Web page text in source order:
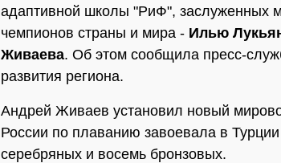
адаптивной школы "РиФ", заслуженных
чемпионов страны и мира - Илью
Живаева. Об этом сообщила пресс-
развития региона.
Андрей Живаев установил новый
России по плаванию завоевала в
серебряных и восемь бронзовых.